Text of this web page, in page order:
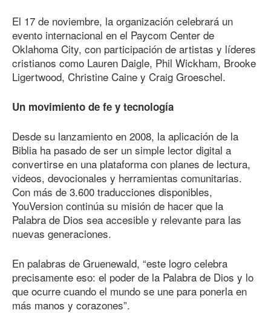
El 17 de noviembre, la organización celebrará un
evento internacional en el Paycom Center de
Oklahoma City, con participación de artistas y líderes
cristianos como Lauren Daigle, Phil Wickham, Brooke
Ligertwood, Christine Caine y Craig Groeschel.
Un movimiento de fe y tecnología
Desde su lanzamiento en 2008, la aplicación de la
Biblia ha pasado de ser un simple lector digital a
convertirse en una plataforma con planes de lectura,
videos, devocionales y herramientas comunitarias.
Con más de 3.600 traducciones disponibles,
YouVersion continúa su misión de hacer que la
Palabra de Dios sea accesible y relevante para las
nuevas generaciones.
En palabras de Gruenewald, “este logro celebra
precisamente eso: el poder de la Palabra de Dios y lo
que ocurre cuando el mundo se une para ponerla en
más manos y corazones”.